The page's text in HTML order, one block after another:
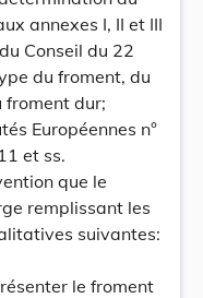
annexes I, II et III
Conseil du 22
du froment, du
froment dur;
Européennes n°
et ss.
que le
remplissant les
suivantes:
le froment